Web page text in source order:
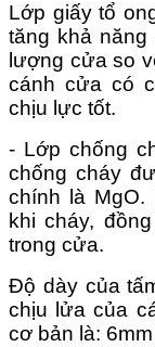
Lớp giấy tổ
tăng khả năng
lượng cửa so
cánh cửa có
chịu lực tốt.
- Lớp chống
chống cháy
chính là
khi cháy,
trong cửa.
Độ dày của
chịu lửa của
cơ bản là: 6mm